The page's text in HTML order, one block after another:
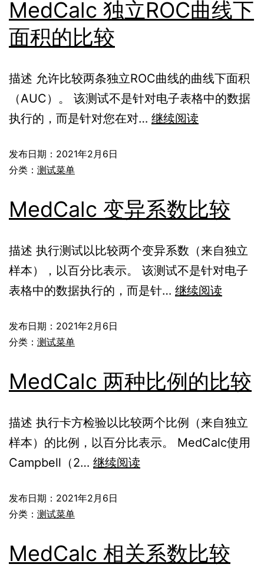
MedCalc 独立ROC曲线下
面积的比较
描述 允许比较两条独立ROC曲线的曲线下面积
（AUC）。 该测试不是针对电子表格中的数据
执行的，而是针对您在对… 继续阅读
发布日期： 2021年2月6日
分类： 测试菜单
MedCalc 变异系数比较
描述 执行测试以比较两个变异系数（来自独立
样本），以百分比表示。 该测试不是针对电子
表格中的数据执行的，而是针… 继续阅读
发布日期： 2021年2月6日
分类： 测试菜单
MedCalc 两种比例的比较
描述 执行卡方检验以比较两个比例（来自独立
样本）的比例，以百分比表示。 MedCalc使用
Campbell（2… 继续阅读
发布日期： 2021年2月6日
分类： 测试菜单
MedCalc 相关系数比较